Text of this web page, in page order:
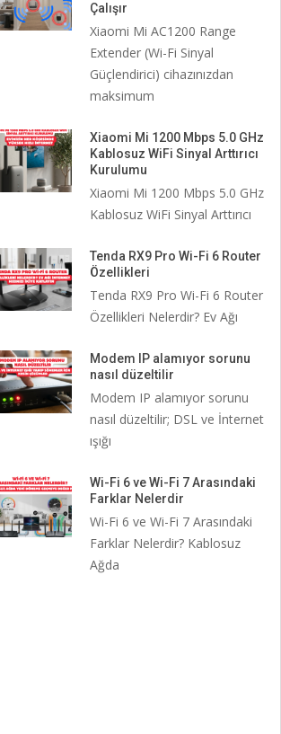
Çalışır
Xiaomi Mi AC1200 Range
Extender (Wi-Fi Sinyal
Güçlendirici) cihazınızdan
maksimum
Xiaomi Mi 1200 Mbps 5.0 GHz
Kablosuz WiFi Sinyal Arttırıcı
Kurulumu
Xiaomi Mi 1200 Mbps 5.0 GHz
Kablosuz WiFi Sinyal Arttırıcı
Tenda RX9 Pro Wi-Fi 6 Router
Özellikleri
Tenda RX9 Pro Wi-Fi 6 Router
Özellikleri Nelerdir? Ev Ağı
Modem IP alamıyor sorunu
nasıl düzeltilir
Modem IP alamıyor sorunu
nasıl düzeltilir; DSL ve İnternet
ışığı
Wi-Fi 6 ve Wi-Fi 7 Arasındaki
Farklar Nelerdir
Wi-Fi 6 ve Wi-Fi 7 Arasındaki
Farklar Nelerdir? Kablosuz
Ağda